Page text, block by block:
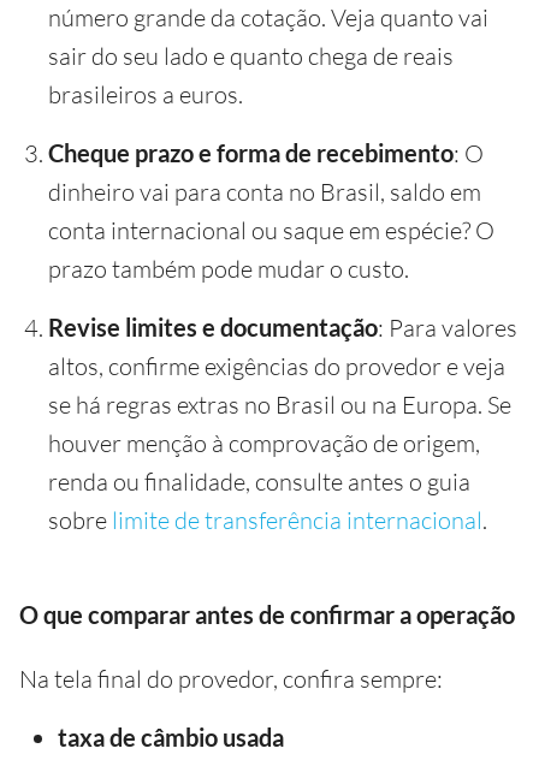
número grande da cotação. Veja quanto vai
sair do seu lado e quanto chega de reais
brasileiros a euros.
Cheque prazo e forma de recebimento: O
dinheiro vai para conta no Brasil, saldo em
conta internacional ou saque em espécie? O
prazo também pode mudar o custo.
Revise limites e documentação: Para valores
altos, confirme exigências do provedor e veja
se há regras extras no Brasil ou na Europa. Se
houver menção à comprovação de origem,
renda ou finalidade, consulte antes o guia
sobre limite de transferência internacional.
O que comparar antes de confirmar a operação
Na tela final do provedor, confira sempre:
taxa de câmbio usada